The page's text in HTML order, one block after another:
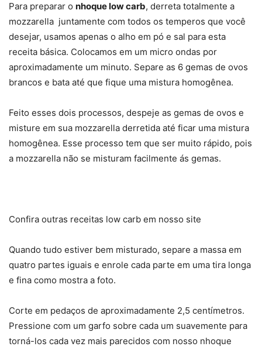
Para preparar o nhoque low carb, derreta totalmente a
mozzarella juntamente com todos os temperos que você
desejar, usamos apenas o alho em pó e sal para esta
receita básica. Colocamos em um micro ondas por
aproximadamente um minuto. Separe as 6 gemas de ovos
brancos e bata até que fique uma mistura homogênea.
Feito esses dois processos, despeje as gemas de ovos e
misture em sua mozzarella derretida até ficar uma mistura
homogênea. Esse processo tem que ser muito rápido, pois
a mozzarella não se misturam facilmente ás gemas.
Confira outras receitas low carb em nosso site
Quando tudo estiver bem misturado, separe a massa em
quatro partes iguais e enrole cada parte em uma tira longa
e fina como mostra a foto.
Corte em pedaços de aproximadamente 2,5 centímetros.
Pressione com um garfo sobre cada um suavemente para
torná-los cada vez mais parecidos com nosso nhoque